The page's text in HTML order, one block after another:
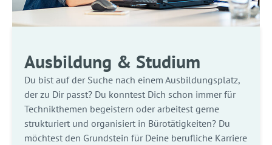
Ausbildung & Studium
Du bist auf der Suche nach einem Ausbildungsplatz,
der zu Dir passt? Du konntest Dich schon immer für
Technikthemen begeistern oder arbeitest gerne
strukturiert und organisiert in Bürotätigkeiten? Du
möchtest den Grundstein für Deine berufliche Karriere